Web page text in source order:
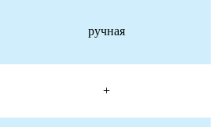
ручная
+